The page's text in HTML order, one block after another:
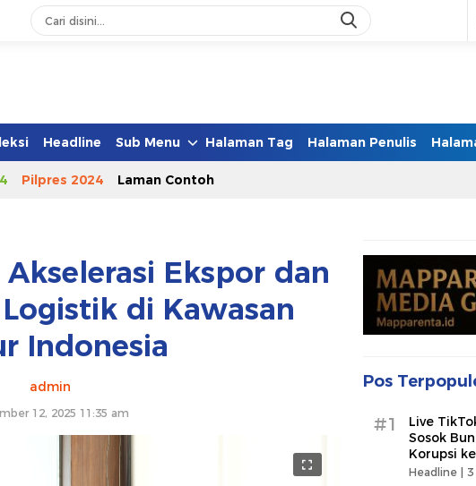
Headline Sub Menu Halaman Tag Halaman Penulis
Pilpres 2024 Laman Contoh
Ekspor dan
di Kawasan
Indonesia
admin
12, 2025 11:35 am
Pos
#1
Live
Sosok
Korupsi
Headline | 3